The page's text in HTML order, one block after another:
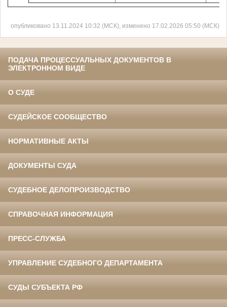
опубликовано 13.11.2024 10:32 (МСК), изменено 17.02.2026 05:50 (МСК)
ПОДАЧА ПРОЦЕССУАЛЬНЫХ ДОКУМЕНТОВ В
ЭЛЕКТРОННОМ ВИДЕ
О СУДЕ
СУДЕЙСКОЕ СООБЩЕСТВО
НОРМАТИВНЫЕ АКТЫ
ДОКУМЕНТЫ СУДА
СУДЕБНОЕ ДЕЛОПРОИЗВОДСТВО
СПРАВОЧНАЯ ИНФОРМАЦИЯ
ПРЕСС-СЛУЖБА
УПРАВЛЕНИЕ СУДЕБНОГО ДЕПАРТАМЕНТА
СУДЫ СУБЪЕКТА РФ